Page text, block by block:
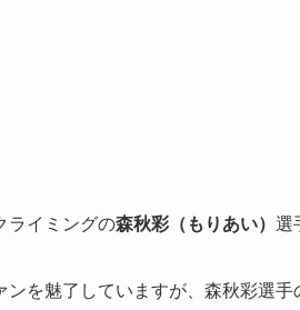
ライミングの森秋彩（もりあい） 選
を魅了していますが、森秋彩選